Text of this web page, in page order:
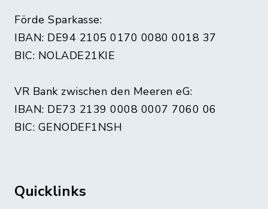
Förde Sparkasse:
IBAN: DE94 2105 0170 0080 0018 37
BIC: NOLADE21KIE
VR Bank zwischen den Meeren eG:
IBAN: DE73 2139 0008 0007 7060 06
BIC: GENODEF1NSH
Quicklinks